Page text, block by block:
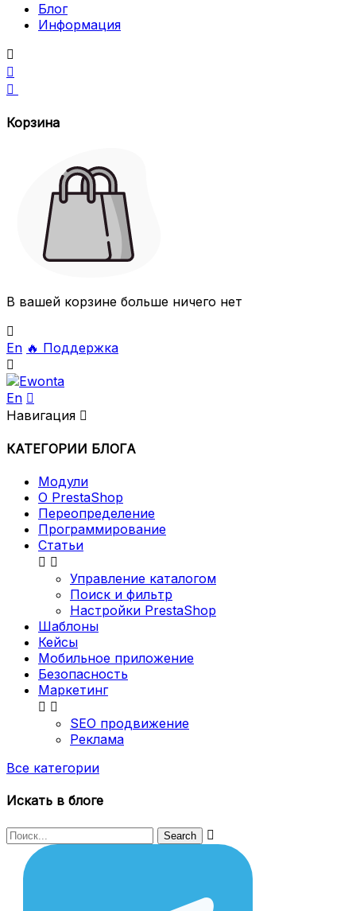
Блог
Информация



Корзина
В вашей корзине больше ничего нет

En 🔥 Поддержка

En 
Навигация 
КАТЕГОРИИ БЛОГА
Модули
О PrestaShop
Переопределение
Программирование
Статьи
 
Управление каталогом
Поиск и фильтр
Настройки PrestaShop
Шаблоны
Кейсы
Мобильное приложение
Безопасность
Маркетинг
 
SEO продвижение
Реклама
Все категории
Искать в блоге
